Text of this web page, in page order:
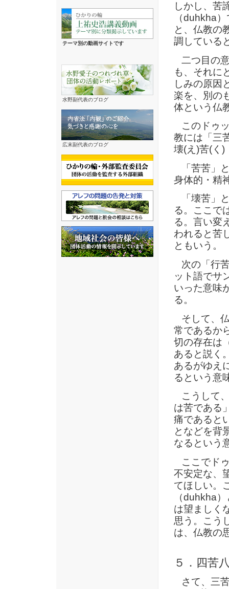
しかし、苦
（duhkha
と、仏教の
調している
二つ目の
も、それに
しみの原因
楽を、別の
体という仏
このドゥ
教には「三
壊(え)苦(く)
「苦苦」
身体的・精
「壊苦」
る。ここで
る。言い変
われると苦
ともいう。
次の「行
ット語でサ
いった意味
る。
そして、
常であるか
切の存在は
あると説く
あるがゆえ
るという意
こうして
は苦である
痛であると
となどを背
なるという
ここでド
不安定な、
てほしい。
（duhkha
は望ましく
思う。こう
は、仏教の
５．四苦
さて、三
テーマ別の動画サイトです
水野副代表のブログ
広末副代表のブログ